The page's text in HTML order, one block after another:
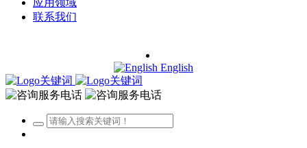
应用领域
联系我们
English